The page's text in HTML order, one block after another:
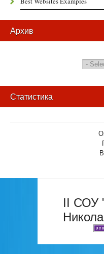
Архив
Статистика
II СОУ